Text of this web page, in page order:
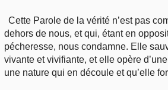
Cette Parole de la vérité n’est pas
dehors de nous, et qui, étant en
pécheresse, nous condamne. Elle
vivante et vivifiante, et elle opère
une nature qui en découle et qu’elle